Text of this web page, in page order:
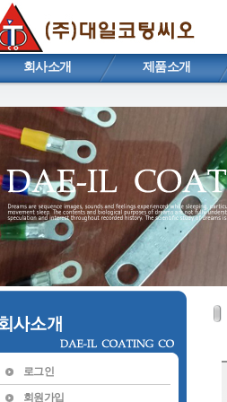
회사소개 제품소개
로그인
회원가입